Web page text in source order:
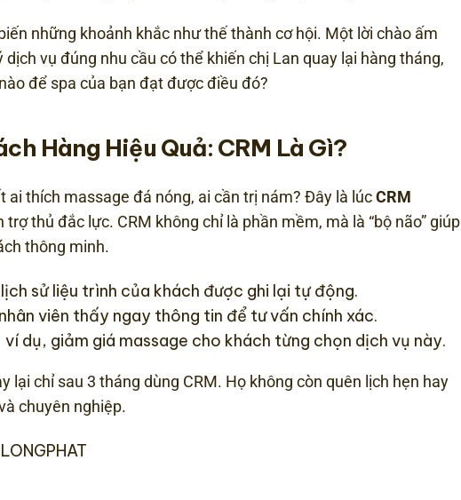
những khoảnh khắc như thế thành cơ hội. Một lời chào ấm
vụ đúng nhu cầu có thể khiến chị Lan quay lại hàng tháng,
để spa của bạn đạt được điều đó?
Hàng Hiệu Quả: CRM Là Gì?
thích massage đá nóng, ai cần trị nám? Đây là lúcCRM
thủ đắc lực. CRM không chỉ là phần mềm, mà là “bộ não” giúp
thông minh.
sử liệu trình của khách được ghi lại tự động.
viên thấy ngay thông tin để tư vấn chính xác.
dụ, giảm giá massage cho khách từng chọn dịch vụ này.
lại chỉ sau 3 tháng dùng CRM. Họ không còn quên lịch hẹn hay
chuyên nghiệp.